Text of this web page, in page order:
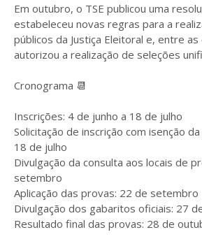
Em outubro, o TSE publicou uma
estabeleceu novas regras para a
públicos da Justiça Eleitoral e, entre
autorizou a realização de seleções
Cronograma 📆
Inscrições: 4 de junho a 18 de julho
Solicitação de inscrição com isenção
18 de julho
Divulgação da consulta aos locais de
setembro
Aplicação das provas: 22 de setembro
Divulgação dos gabaritos oficiais: 27
Resultado final das provas: 28 de